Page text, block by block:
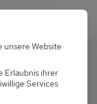
unsere Website
Erlaubnis ihrer
Services